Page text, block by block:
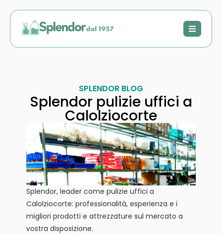
SPLENDOR BLOG
Splendor pulizie uffici a
Calolziocorte
Splendor, leader come pulizie uffici a
Calolziocorte: professionalità, esperienza e i
migliori prodotti e attrezzature sul mercato a
vostra disposizione.